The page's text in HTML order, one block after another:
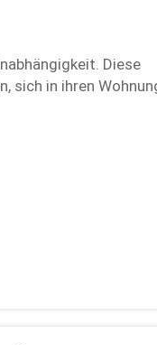
Diese
sich in ihren
zu sein. Viele